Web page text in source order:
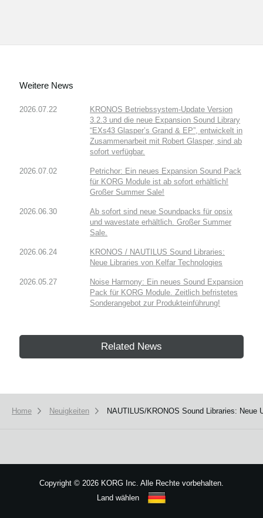
Weitere News
2026.07.22
KRONOS Betriebssystem-Update Version
3.2.3 und die neue Expansion Sound Library
“EXs43 Glasper’s Grand & EP”, entwickelt in
Zusammenarbeit mit Robert Glasper, sind ab
sofort verfügbar.
2026.07.02
Petrichor: Ein neues Expansion Sound Pack
für KORG Module ist ab sofort erhältlich!
Großer Summer Sale!
2026.06.30
Ab sofort sind neue Soundpacks für opsix
und wavestate erhältlich. Großer Summer
Sale.
2026.06.24
KRONOS / NAUTILUS Sound Libraries:
Neue Libraries von Kelfar Technologies
2026.05.27
Noise Harmony: Ein neues Sound Expansion
Pack für KORG Module. Zeitlich befristetes
Sonderangebot zur Produkteinführung!
Related News
Home Neuigkeiten NAUTILUS/KRONOS Sound Libraries: Neue
Copyright © 2026 KORG Inc. Alle Rechte vorbehalten.
Land wählen